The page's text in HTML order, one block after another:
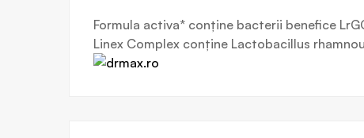
Formula activa* conține bacterii benefice
Linex Complex conține Lactobacillus